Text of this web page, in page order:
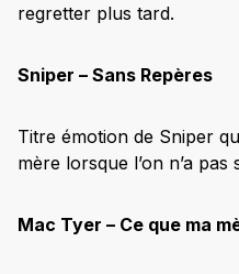
regretter plus tard.
Sniper – Sans Repères
Titre émotion de Sniper
mère lorsque l’on n’a pas
Mac Tyer – Ce que ma